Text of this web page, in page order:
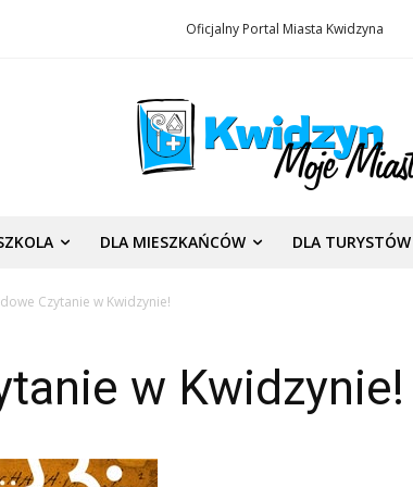
Oficjalny Portal Miasta Kwidzyna
DLA MIESZKAŃCÓW DLA TURYSTÓW
Czytanie w Kwidzynie!
w Kwidzynie!